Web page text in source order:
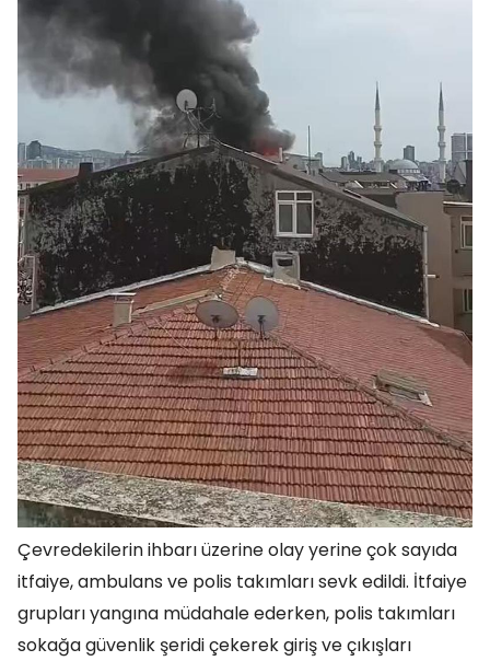
Çevredekilerin ihbarı üzerine olay yerine çok sayıda
itfaiye, ambulans ve polis takımları sevk edildi. İtfaiye
grupları yangına müdahale ederken, polis takımları
sokağa güvenlik şeridi çekerek giriş ve çıkışları